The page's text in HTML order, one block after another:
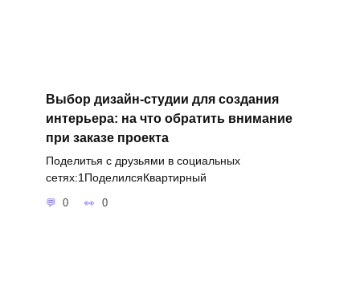
Выбор дизайн-студии для создания
интерьера: на что обратить внимание
при заказе проекта
Поделитья с друзьями в социальных
сетях:1ПоделилсяКвартирный
0 0